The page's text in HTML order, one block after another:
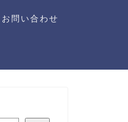
お問い合わせ